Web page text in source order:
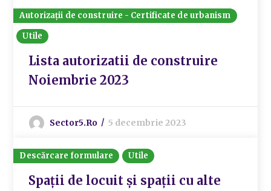
Autorizații de construire - Certificate de urbanism
Utile
Lista autorizatii de construire
Noiembrie 2023
Sector5.ro 5 decembrie 2023
Descărcare formulare Utile
Spații de locuit și spații cu alte